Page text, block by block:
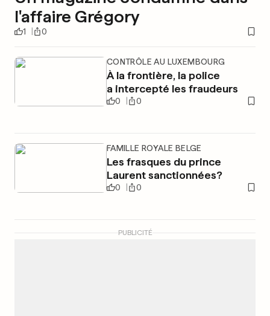
l'affaire Grégory
1 0
CONTRÔLE AU LUXEMBOURG
À la frontière, la police
a intercepté les fraudeurs
0 0
FAMILLE ROYALE BELGE
Les frasques du prince
Laurent sanctionnées?
0 0
PUBLICITÉ